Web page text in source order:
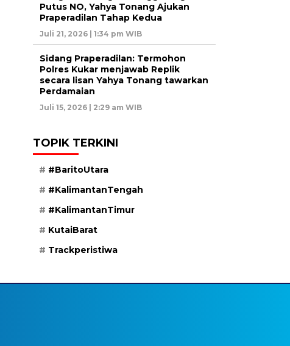
Putus NO, Yahya Tonang Ajukan
Praperadilan Tahap Kedua
Juli 21, 2026 | 1:34 pm WIB
Sidang Praperadilan: Termohon
Polres Kukar menjawab Replik
secara lisan Yahya Tonang tawarkan
Perdamaian
Juli 15, 2026 | 2:29 am WIB
TOPIK TERKINI
#BaritoUtara
#KalimantanTengah
#KalimantanTimur
KutaiBarat
Trackperistiwa